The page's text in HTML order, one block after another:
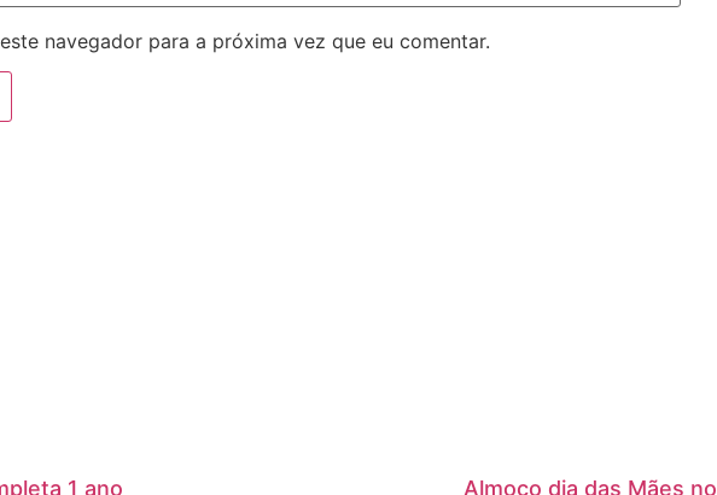
navegador para a próxima vez que eu comentar.
1 ano
Almoço dia das Mães no